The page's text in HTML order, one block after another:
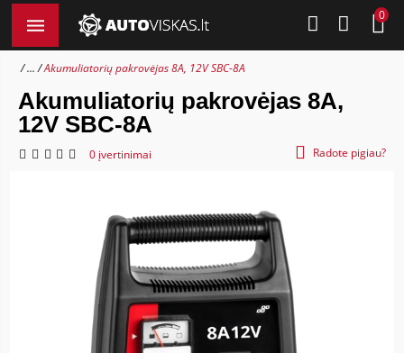
0
... Akumuliatorių pakrovėjas 8A, 12V SBC-8A
Akumuliatorių pakrovėjas 8A,
12V SBC-8A
0 įvertinimai Radote pigiau?